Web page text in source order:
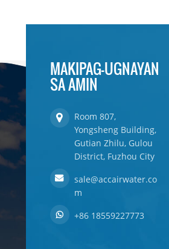
MAKIPAG-UGNAYAN
SA AMIN
Room 807,
Yongsheng Building,
Gutian Zhilu, Gulou
District, Fuzhou City
sale@accairwater.co
m
+86 18559227773